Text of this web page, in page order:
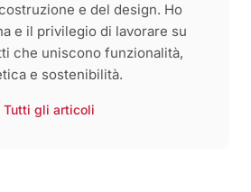
e del design. Ho
e il privilegio di lavorare su
che uniscono funzionalità,
e sostenibilità.
Tutti gli articoli